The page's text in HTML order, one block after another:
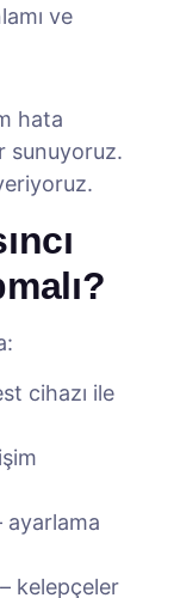
ve
hata
sunuyoruz.
cihazı ile
ayarlama
– kelepçeler